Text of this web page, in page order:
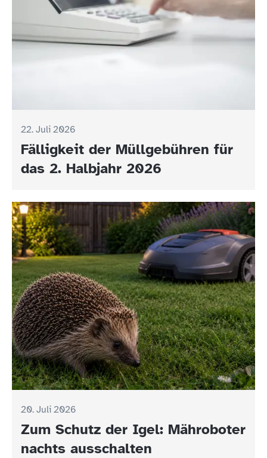
22. Juli 2026
Fälligkeit der Müllgebühren für
das 2. Halbjahr 2026
20. Juli 2026
Zum Schutz der Igel: Mähroboter
nachts ausschalten